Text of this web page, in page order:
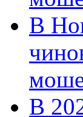
В
В